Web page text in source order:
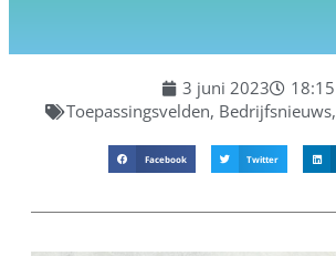
3 juni 2023
18:15
Toepassingsvelden, Bedrijfsnieuws,
Facebook Twitter